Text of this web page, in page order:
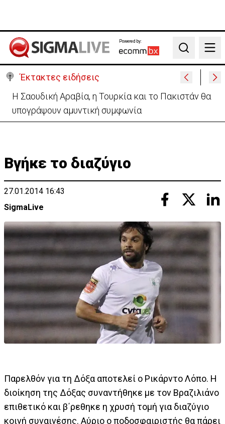
Powered by:
Search
Έκτακτες ειδήσεις
Μαθητής στην Ταϊλάνδη άνοιξε πυρ μέσα σε
σχολείο και αυτοκτόνησε - Δύο νεκροί
Βγήκε το διαζύγιο
27.01.2014 16:43
SigmaLive
Παρελθόν για τη Δόξα αποτελεί ο Ρικάρντο Λόπο. Η
διοίκηση της Δόξας συναντήθηκε με τον Βραζιλιάνο
επιθετικό και β΄ρεθηκε η χρυσή τομή για διαζύγιο
κοινή συναινέσης. Αύριο ο ποδοσφαιριστής θα πάρει